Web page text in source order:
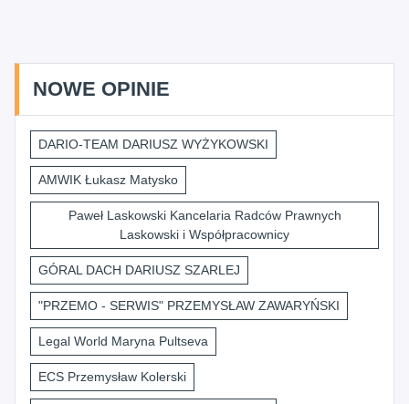
NOWE OPINIE
DARIO-TEAM DARIUSZ WYŻYKOWSKI
AMWIK Łukasz Matysko
Paweł Laskowski Kancelaria Radców Prawnych
Laskowski i Współpracownicy
GÓRAL DACH DARIUSZ SZARLEJ
"PRZEMO - SERWIS" PRZEMYSŁAW ZAWARYŃSKI
Legal World Maryna Pultseva
ECS Przemysław Kolerski